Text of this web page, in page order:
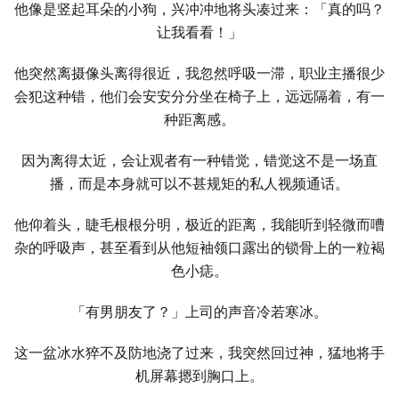
他像是竖起耳朵的小狗，兴冲冲地将头凑过来：「真的吗？
让我看看！」
他突然离摄像头离得很近，我忽然呼吸⼀滞，职业主播很少
会犯这种错，他们会安安分分坐在椅子上，远远隔着，有⼀
种距离感。
因为离得太近，会让观者有⼀种错觉，错觉这不是⼀场直
播，而是本身就可以不甚规矩的私⼈视频通话。
他仰着头，睫毛根根分明，极近的距离，我能听到轻微而嘈
杂的呼吸声，甚至看到从他短袖领口露出的锁骨上的⼀粒褐
色小痣。
「有男朋友了？」上司的声音冷若寒冰。
这⼀盆冰水猝不及防地浇了过来，我突然回过神，猛地将手
机屏幕摁到胸口上。